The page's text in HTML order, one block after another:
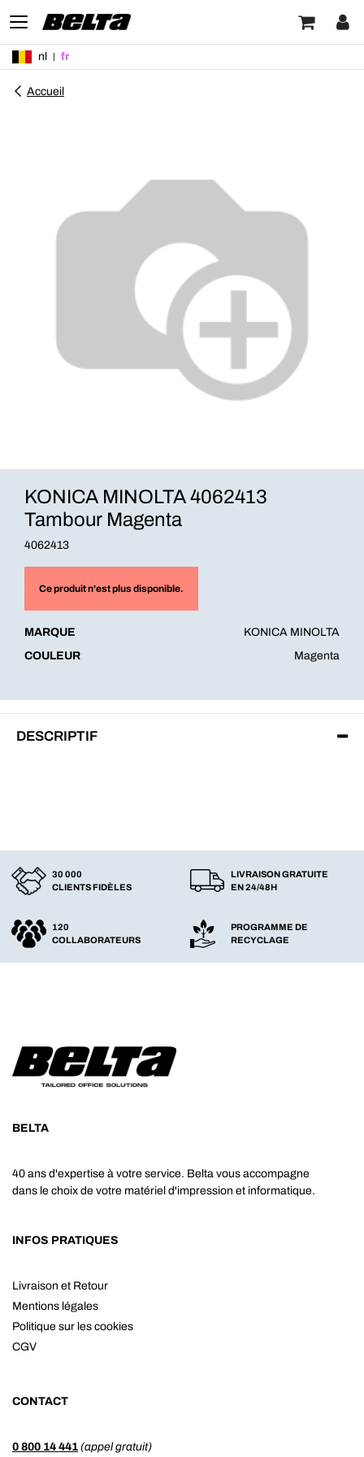
nl fr
Accueil
KONICA MINOLTA 4062413
Tambour Magenta
4062413
Ce produit n'est plus disponible.
MARQUE
KONICA MINOLTA
COULEUR
Magenta
DESCRIPTIF
30 000
CLIENTS FIDÈLES
LIVRAISON GRATUITE
EN 24/48H
120
COLLABORATEURS
PROGRAMME DE
RECYCLAGE
BELTA
40 ans d'expertise à votre service. Belta vous accompagne
dans le choix de votre matériel d'impression et informatique.
INFOS PRATIQUES
Livraison et Retour
Mentions légales
Politique sur les cookies
CGV
CONTACT
0 800 14 441 (appel gratuit)